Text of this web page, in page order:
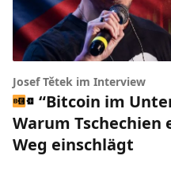
Josef Tětek im Interview
“Bitcoin im
Warum Tschechien
Weg einschlägt